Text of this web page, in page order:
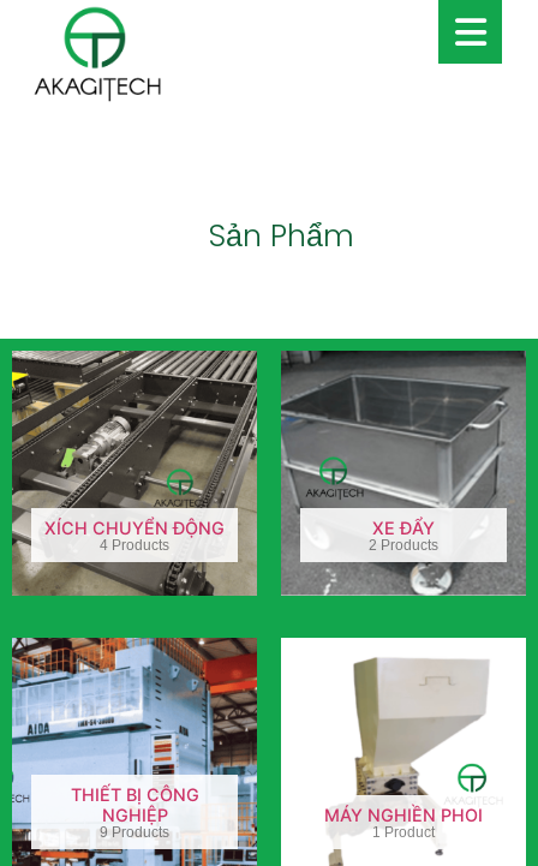
Sản Phẩm
XÍCH CHUYỂN ĐỘNG
4 Products
XE ĐẨY
2 Products
THIẾT BỊ CÔNG
NGHIỆP
9 Products
MÁY NGHIỀN PHOI
1 Product